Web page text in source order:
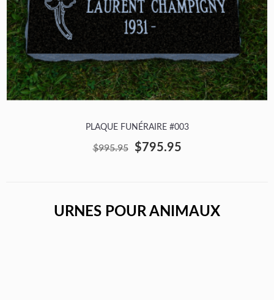
PLAQUE FUNÉRAIRE #003
$995.95 $795.95
URNES POUR ANIMAUX